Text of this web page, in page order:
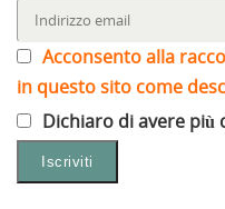
Acconsento alla
in questo sito come
Dichiaro di avere più